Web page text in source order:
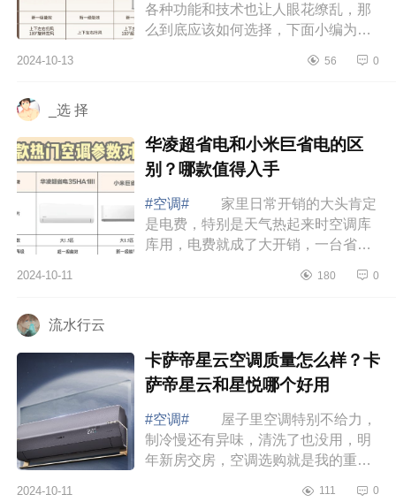
各种功能和技术也让人眼花缭乱，那
么到底应该如何选择，下面小编为大
空调哪个系列好,性价比最高 美的
2024-10-13 56 0
_选 择
华凌超省电和小米巨省电的区
别？哪款值得入手
#空调#
家里日常开销的大头肯定
是电费，特别是天气热起来时空调库
库用，电费就成了大开销，一台省电
2024-10-11 180 0
流水行云
卡萨帝星云空调质量怎么样？卡
萨帝星云和星悦哪个好用
#空调#
屋子里空调特别不给力，
制冷慢还有异味，清洗了也没用，明
年新房交房，空调选购就是我的重中
2024-10-11 111 0